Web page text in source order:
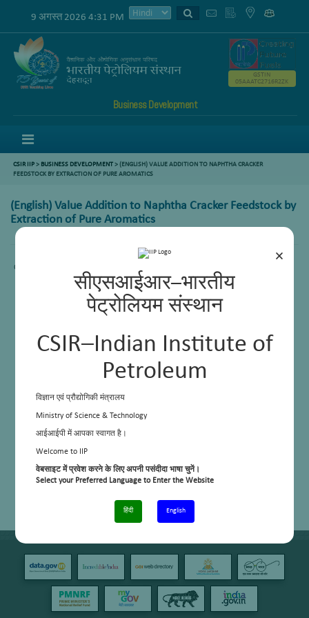
×
सीएसआईआर–भारतीय
पेट्रोलियम संस्थान
CSIR–Indian Institute of
Petroleum
विज्ञान एवं प्रौद्योगिकी मंत्रालय
Ministry of Science & Technology
आईआईपी में आपका स्वागत है।
Welcome to IIP
वेबसाइट में प्रवेश करने के लिए अपनी पसंदीदा भाषा चुनें।
Select your Preferred Language to Enter the Website
हिंदी English
9 अगस्त 2026 4:31 PM
Business Development
GSTIN
05AAATC2716R2ZK
CSIR IIP> BUSINESS DEVELOPMENT> (ENGLISH) VALUE ADDITION TO NAPHTHA CRACKER
FEEDSTOCK BY EXTRACTION OF PURE AROMATICS
(English) Value Addition to Naphtha Cracker Feedstock by
Extraction of Pure Aromatics
Content not available.